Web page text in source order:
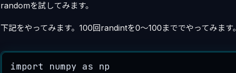
randomを試してみます。
下記をやってみます。100回randintを0～100まででやってみます。
import numpy as np